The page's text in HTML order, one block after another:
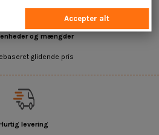
og mængder
glidende pris
levering
Accepter alt